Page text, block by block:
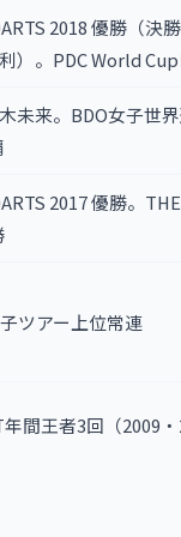
2018 優勝（決
）。PDC World
未来。BDO女子世界
2017 優勝。
ツアー上位常連
年間王者3回（2009・